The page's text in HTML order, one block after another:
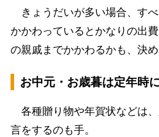
きょうだいが多い場合、す
かかわっているとかなりの出
の親戚までかかわるかも、決め
お中元・お歳暮は定年時
各種贈り物や年賀状などは
言をするのも手。